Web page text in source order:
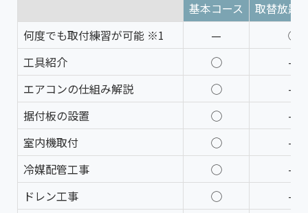
基本コース
取替放題
何度でも取付練習が可能 ※1
—
◯
工具紹介
◯
—
エアコンの仕組み解説
◯
—
据付板の設置
◯
—
室内機取付
◯
—
冷媒配管工事
◯
—
ドレン工事
◯
—